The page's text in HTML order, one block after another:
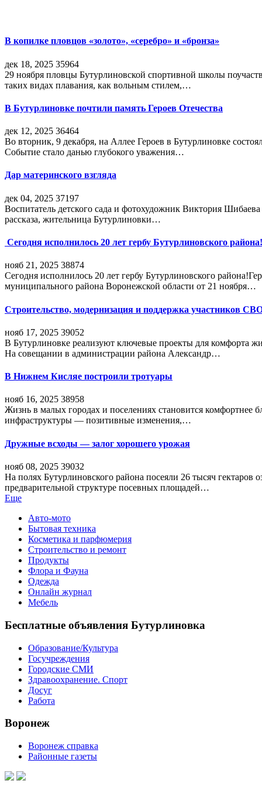
В копилке пловцов «золото», «серебро» и «бронза»
дек 18, 2025 35964
29 ноября пловцы Бутурлиновской спортивной школы
таких видах плавания, как вольным стилем,…
В Бутурлиновке почтили память Героев Отечества
дек 12, 2025 36464
Во вторник, 9 декабря, на Аллее Героев в Бутурлиновке
Событие стало данью глубокого уважения…
Дар материнского взгляда
дек 04, 2025 37197
Воспитатель детского сада и фотохудожник Виктория
рассказа, жительница Бутурлиновки…
Сегодня исполнилось 20 лет гербу Бутурлиновского района!
нояб 21, 2025 38874
Сегодня исполнилось 20 лет гербу Бутурлиновского
муниципального района Воронежской области от 21 ноября…
Строительство, модернизация и поддержка участников
нояб 17, 2025 39052
В Бутурлиновке реализуют ключевые проекты для комфорта
На совещании в администрации района Александр…
В Нижнем Кисляе построили тротуары
нояб 16, 2025 38958
Жизнь в малых городах и поселениях становится комфортнее
инфраструктуры — позитивные изменения,…
Дружные всходы — залог хорошего урожая
нояб 08, 2025 39032
На полях Бутурлиновского района посеяли 26 тысяч
предварительной структуре посевных площадей…
Еще
Авто-мото
Бытовая техника
Косметика и парфюмерия
Строительство и ремонт
Продукты
Флора и Фауна
Одежда
Онлайн журнал
Мебель
Бесплатные объявления Бутурлиновка
Образование/Культура
Госучреждения
Городские СМИ
Здравоохранение. Спорт
Досуг
Работа
Воронеж
Воронеж справка
Районные газеты